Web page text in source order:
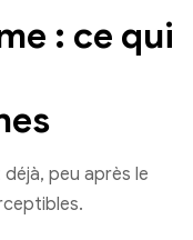
: ce qui
peu après le